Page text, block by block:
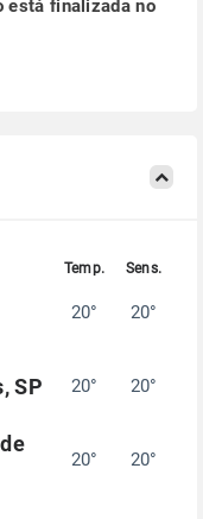
está finalizada no
20° 20°
SP 20° 20°
20° 20°